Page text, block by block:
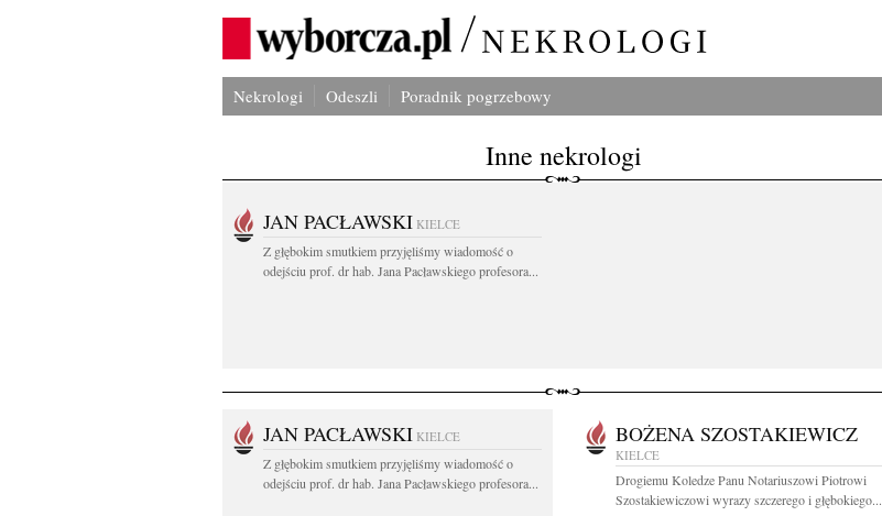
Nekrologi Odeszli Poradnik pogrzebowy
Inne nekrologi
JAN PACŁAWSKI KIELCE
Z głębokim smutkiem przyjęliśmy wiadomość o
odejściu prof. dr hab. Jana Pacławskiego profesora...
JAN PACŁAWSKI KIELCE
Z głębokim smutkiem przyjęliśmy wiadomość o
odejściu prof. dr hab. Jana Pacławskiego profesora...
BOŻENA SZOSTAKIEWICZ
KIELCE
Drogiemu Koledze Panu Notariuszowi Piotrowi
Szostakiewiczowi wyrazy szczerego i głębokiego...